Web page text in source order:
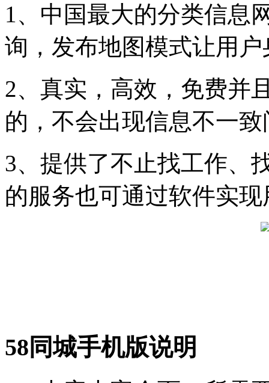
1、中国最大的分类信息
询，发布地图模式让用
2、真实，高效，免费并
的，不会出现信息不一
3、提供了不止找工作、
的服务也可通过软件实
58同城手机版说明